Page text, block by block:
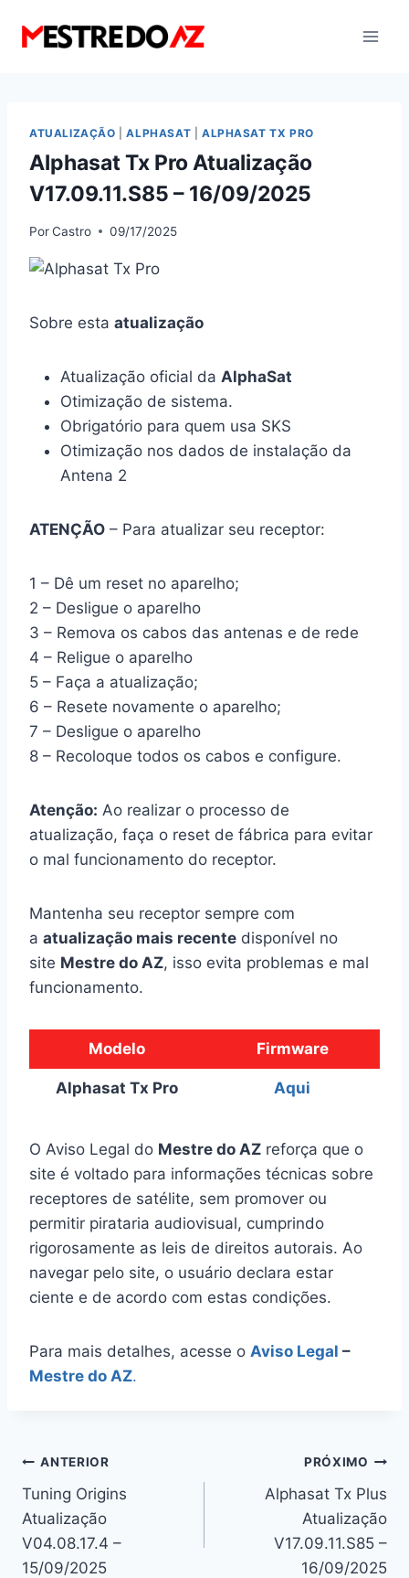
para
ATUALIZAÇÃO |ALPHASAT ALPHASAT TX PRO
Alphasat Tx Pro Atualização
V17.09.11.S85 – 16/09/2025
PorCastro 09/17/2025
Sobre esta atualização
Atualização oficial da AlphaSat
Otimização de sistema.
Obrigatório para quem usa SKS
Otimização nos dados de instalação da
Antena 2
ATENÇÃO – Para atualizar seu receptor:
1 – Dê um reset no aparelho;
2 – Desligue o aparelho
3 – Remova os cabos das antenas e de rede
4 – Religue o aparelho
5 – Faça a atualização;
6 – Resete novamente o aparelho;
7 – Desligue o aparelho
8 – Recoloque todos os cabos e configure.
Atenção: Ao realizar o processo de
atualização, faça o reset de fábrica para evitar
o mal funcionamento do receptor.
Mantenha seu receptor sempre com
a atualização mais recente disponível no
site Mestre do AZ, isso evita problemas e mal
funcionamento.
Modelo Firmware
Alphasat Tx Pro Aqui
O Aviso Legal do Mestre do AZ reforça que o
site é voltado para informações técnicas sobre
receptores de satélite, sem promover ou
permitir pirataria audiovisual, cumprindo
rigorosamente as leis de direitos autorais. Ao
navegar pelo site, o usuário declara estar
ciente e de acordo com estas condições.
Para mais detalhes, acesse o Aviso Legal –
Mestre do AZ.
Navegação
de
Post
ANTERIOR
Tuning Origins
Atualização
V04.08.17.4 –
15/09/2025
PRÓXIMO
Alphasat Tx Plus
Atualização
V17.09.11.S85 –
16/09/2025